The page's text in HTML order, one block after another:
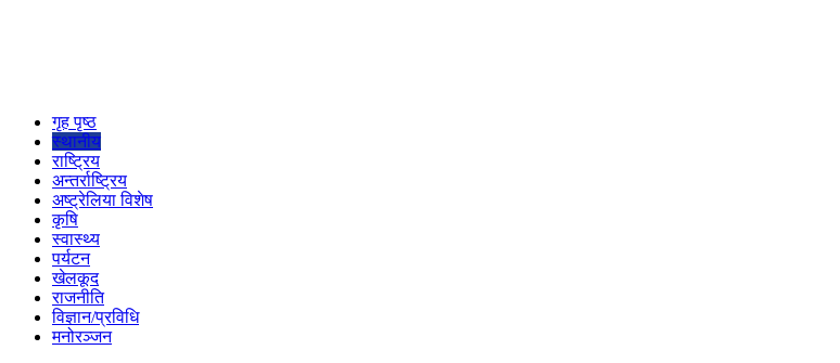
गृह पृष्ठ
स्थानीय
राष्ट्रिय
अन्तर्राष्ट्रिय
अष्ट्रेलिया विशेष
कृषि
स्वास्थ्य
पर्यटन
खेलकूद
राजनीति
विज्ञान/प्रविधि
मनोरञ्जन